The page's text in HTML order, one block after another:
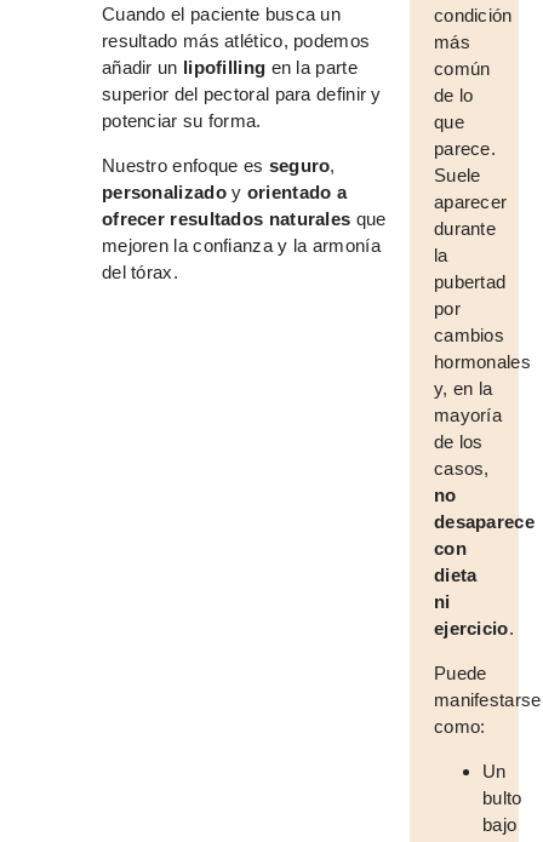
Cuando el paciente busca un
resultado más atlético, podemos
añadir un lipofilling en la parte
superior del pectoral para definir y
potenciar su forma.
Nuestro enfoque es seguro,
personalizadoy orientado a
ofrecer resultados naturales que
mejoren la confianza y la armonía
del tórax.
condición
más
común
de lo
que
parece.
Suele
aparecer
durante
la
pubertad
por
cambios
hormonales
y, en la
mayoría
de los
casos,
no
desaparece
con
dieta
ni
ejercicio.
Puede
manifestarse
como:
Un
bulto
bajo